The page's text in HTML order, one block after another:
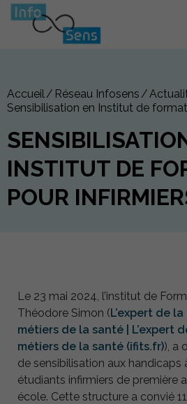
Accueil Réseau Infosens
Sensibilisation en Institut de
INSTITUT DE
POUR
Le 23 mai 2024, l’institut de
Théodore Simon (L’expert de
métiers de la santé | L’expert
métiers de la santé (ifits.fr)), a
de sensibilisation aux handicaps
étudiants infirmiers de première
école. Cette structure a convié